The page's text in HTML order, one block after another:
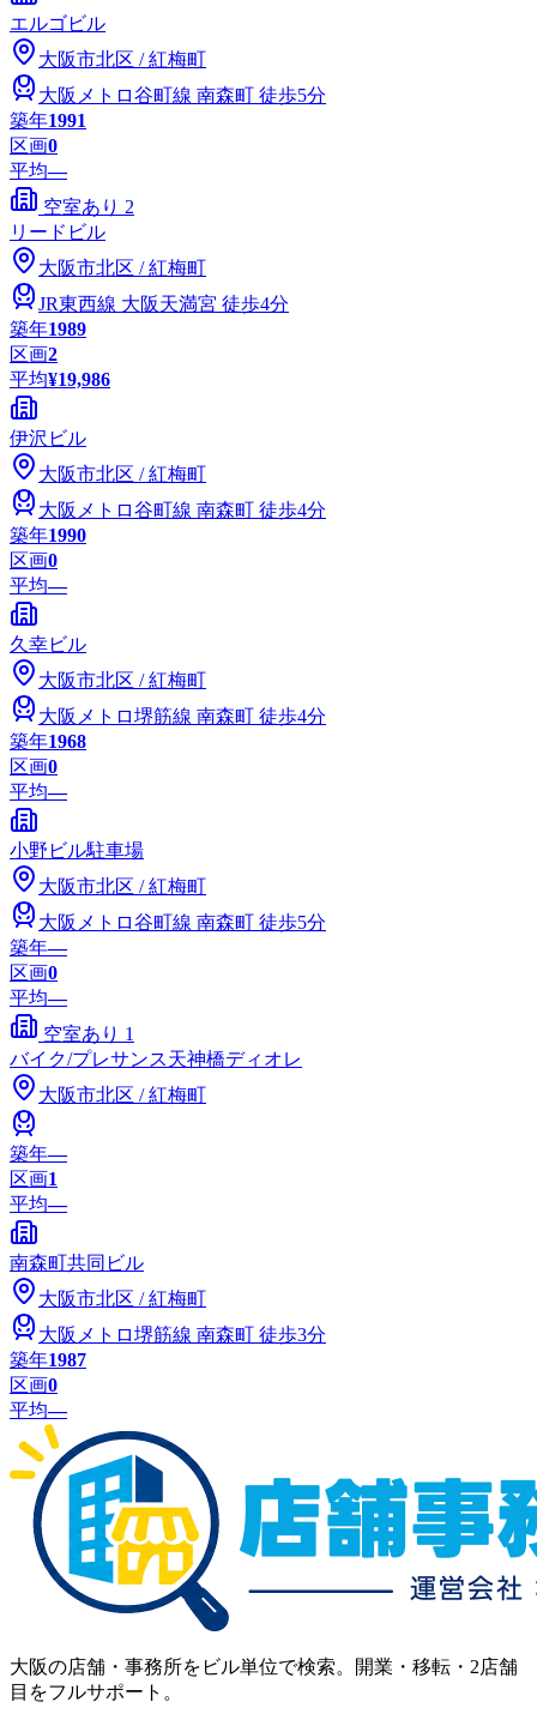
エルゴビル
大阪市北区 /紅梅町
大阪メトロ谷町線 南森町 徒歩5分
築年1991
区画0
平均—
空室あり 2
リードビル
大阪市北区 /紅梅町
JR東西線 大阪天満宮 徒歩4分
築年1989
区画2
平均¥19,986
伊沢ビル
大阪市北区 /紅梅町
大阪メトロ谷町線 南森町 徒歩4分
築年1990
区画0
平均—
久幸ビル
大阪市北区 /紅梅町
大阪メトロ堺筋線 南森町 徒歩4分
築年1968
区画0
平均—
小野ビル駐車場
大阪市北区 /紅梅町
大阪メトロ谷町線 南森町 徒歩5分
築年―
区画0
平均—
空室あり 1
バイク/プレサンス天神橋ディオレ
大阪市北区 /紅梅町
築年―
区画1
平均—
南森町共同ビル
大阪市北区 /紅梅町
大阪メトロ堺筋線 南森町 徒歩3分
築年1987
区画0
平均—
大阪の店舗・事務所をビル単位で検索。開業・移転・2店舗
目をフルサポート。